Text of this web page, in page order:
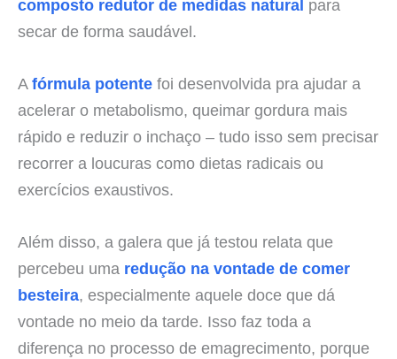
composto redutor de medidas natural para
secar de forma saudável.
Afórmula potente foi desenvolvida pra ajudar a
acelerar o metabolismo, queimar gordura mais
rápido e reduzir o inchaço – tudo isso sem precisar
recorrer a loucuras como dietas radicais ou
exercícios exaustivos.
Além disso, a galera que já testou relata que
percebeu uma redução na vontade de comer
besteira, especialmente aquele doce que dá
vontade no meio da tarde. Isso faz toda a
diferença no processo de emagrecimento, porque